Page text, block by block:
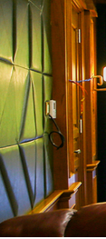
获奖案例
视频中心